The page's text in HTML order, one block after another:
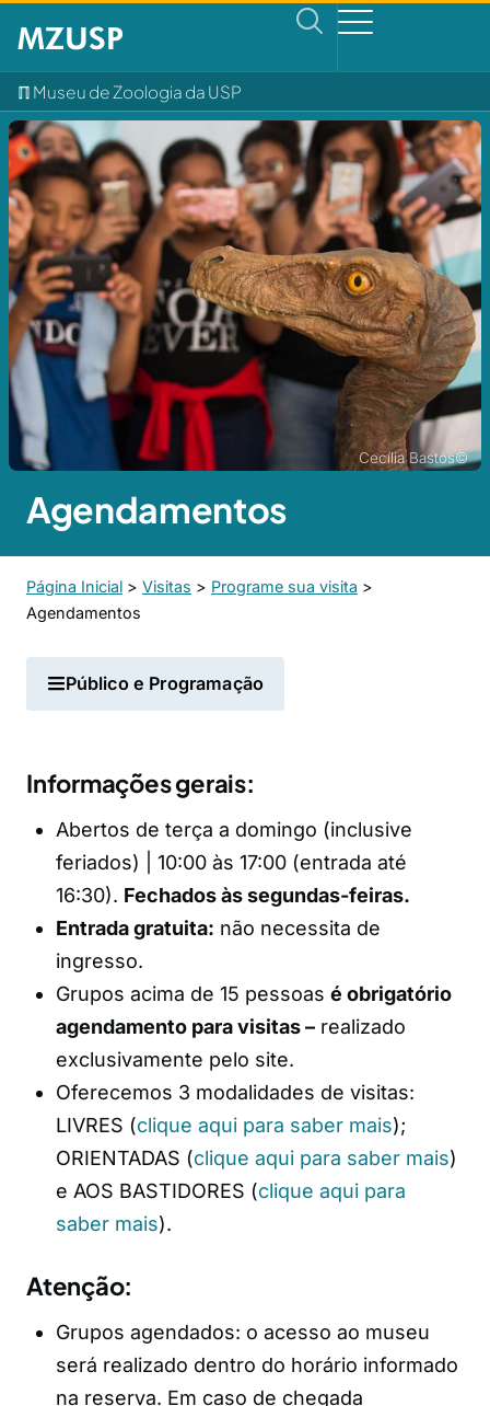
ℿ Museu de Zoologia da USP
Cecília Bastos©
Agendamentos
Página Inicial > Visitas > Programe sua visita >
Agendamentos
Público e Programação
Informações gerais:
Abertos de terça a domingo (inclusive
feriados) | 10:00 às 17:00 (entrada até
16:30). Fechados às segundas-feiras.
Entrada gratuita: não necessita de
ingresso.
Grupos acima de 15 pessoas é obrigatório
agendamento para visitas – realizado
exclusivamente pelo site.
Oferecemos 3 modalidades de visitas:
LIVRES (clique aqui para saber mais);
ORIENTADAS (clique aqui para saber mais)
e AOS BASTIDORES (clique aqui para
saber mais).
Atenção:
Grupos agendados: o acesso ao museu
será realizado dentro do horário informado
na reserva. Em caso de chegada